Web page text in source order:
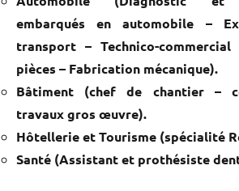
embarqués en automobile –
transport – Technico-
pièces – Fabrication mécanique).
Bâtiment (chef de chantier –
travaux gros œuvre).
Hôtellerie et Tourisme (spécialité
Santé (Assistant et prothésiste